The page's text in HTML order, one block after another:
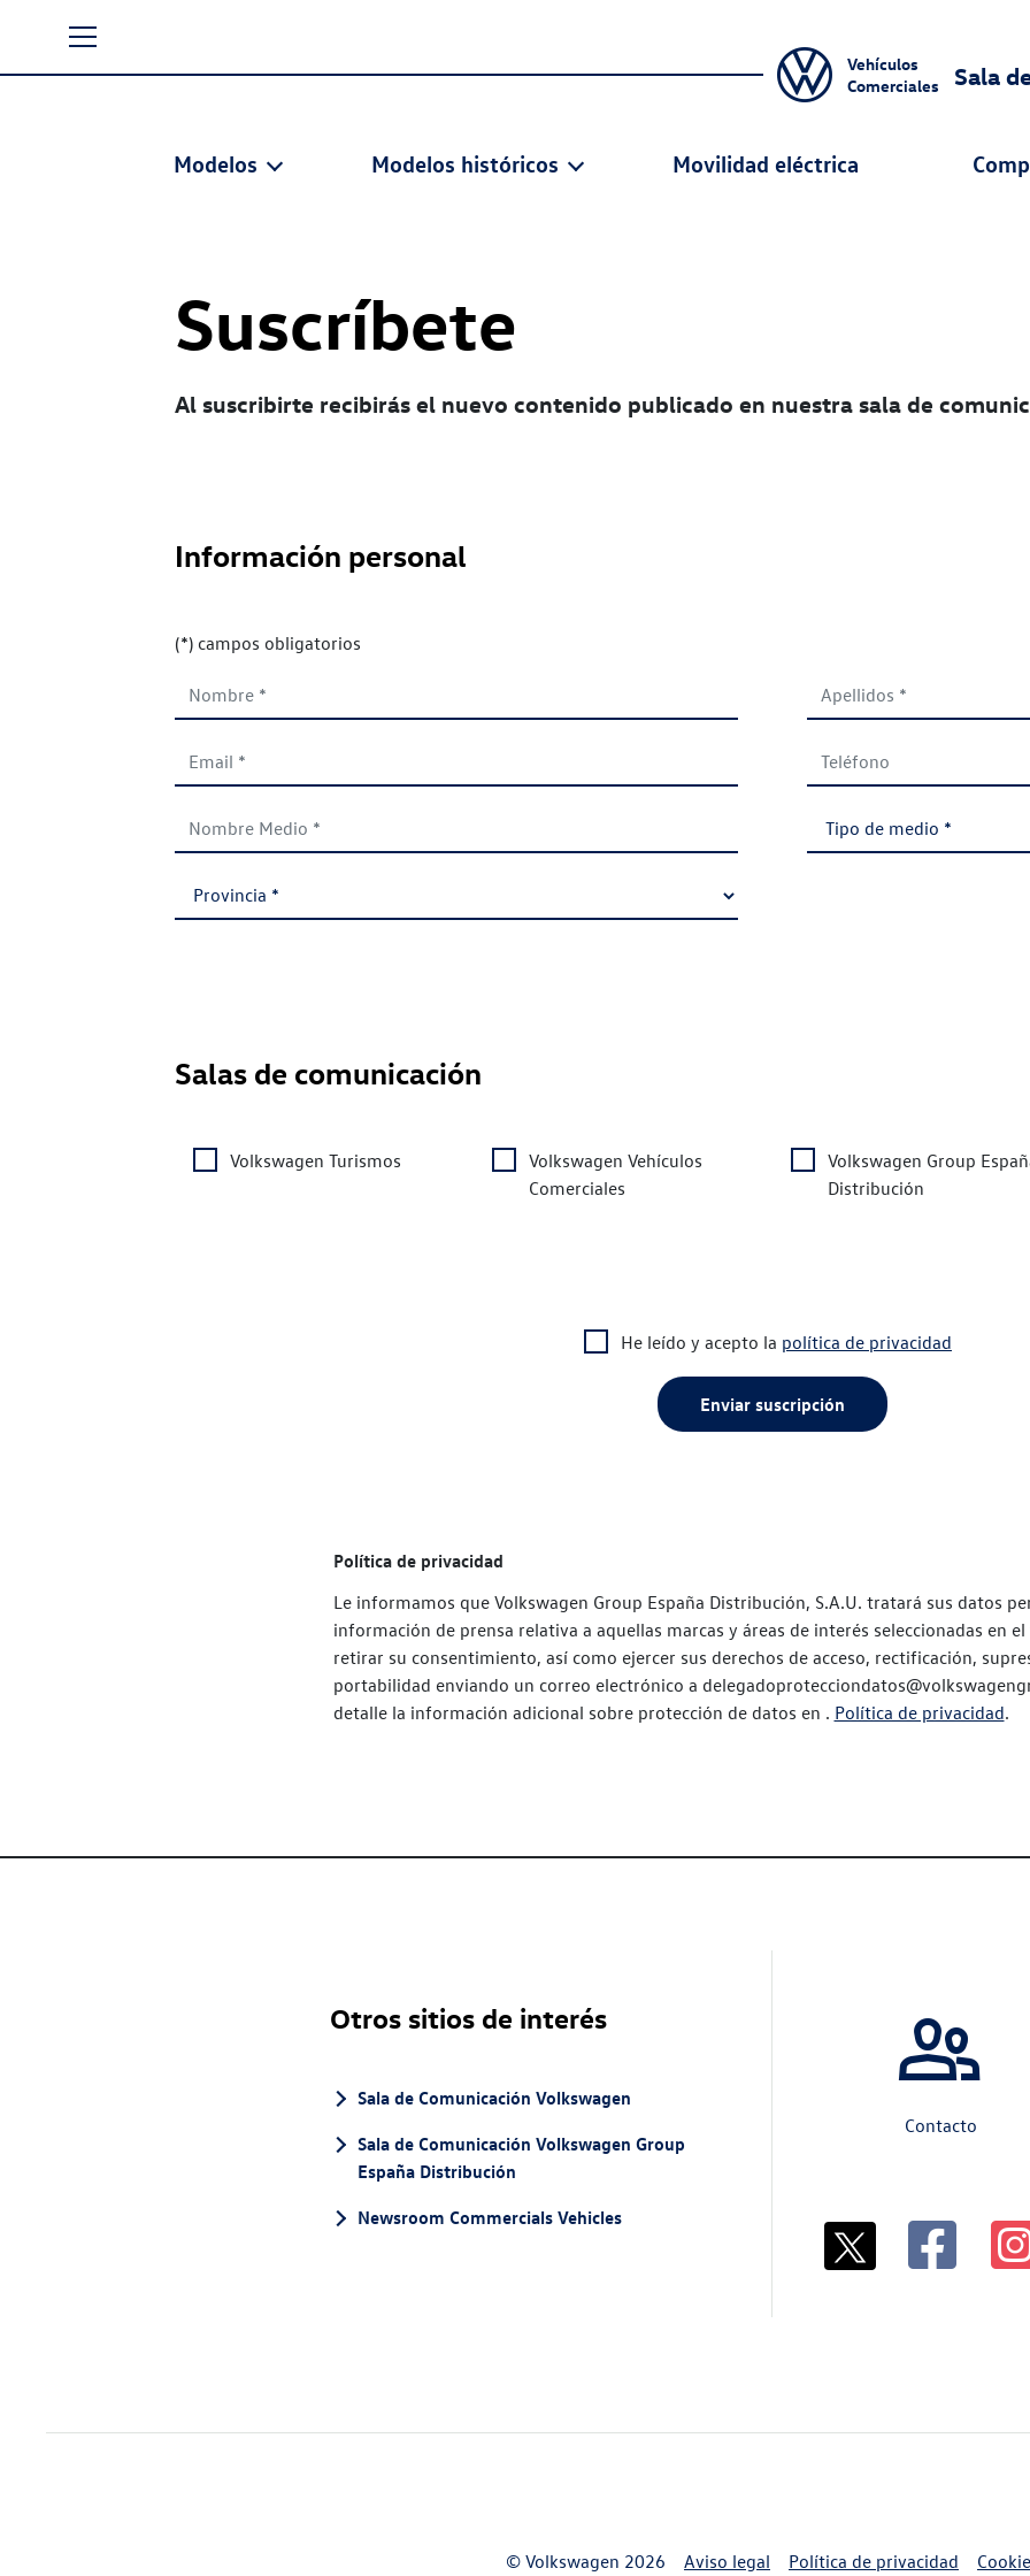
Vehículos
Comerciales
Sala
Modelos Modelos históricos Movilidad eléctrica
Suscríbete
Al suscribirte recibirás el nuevo contenido publicado en nuestra sala de
Información personal
(*) campos obligatorios
Salas de comunicación
Volkswagen Turismos
Volkswagen Vehículos
Comerciales
Volkswagen Group
Distribución
He leído y acepto la política de privacidad
Política de privacidad
Le informamos que Volkswagen Group España Distribución, S.A.U. tratará sus datos
información de prensa relativa a aquellas marcas y áreas de interés seleccionadas en
retirar su consentimiento, así como ejercer sus derechos de acceso, rectificación,
portabilidad enviando un correo electrónico a
detalle la información adicional sobre protección de datos en . Política de privacidad.
Otros sitios de interés
Sala de Comunicación Volkswagen
Sala de Comunicación Volkswagen Group
España Distribución
Newsroom Commercials Vehicles
Contacto
© Volkswagen 2026 Aviso legal Política de privacidad